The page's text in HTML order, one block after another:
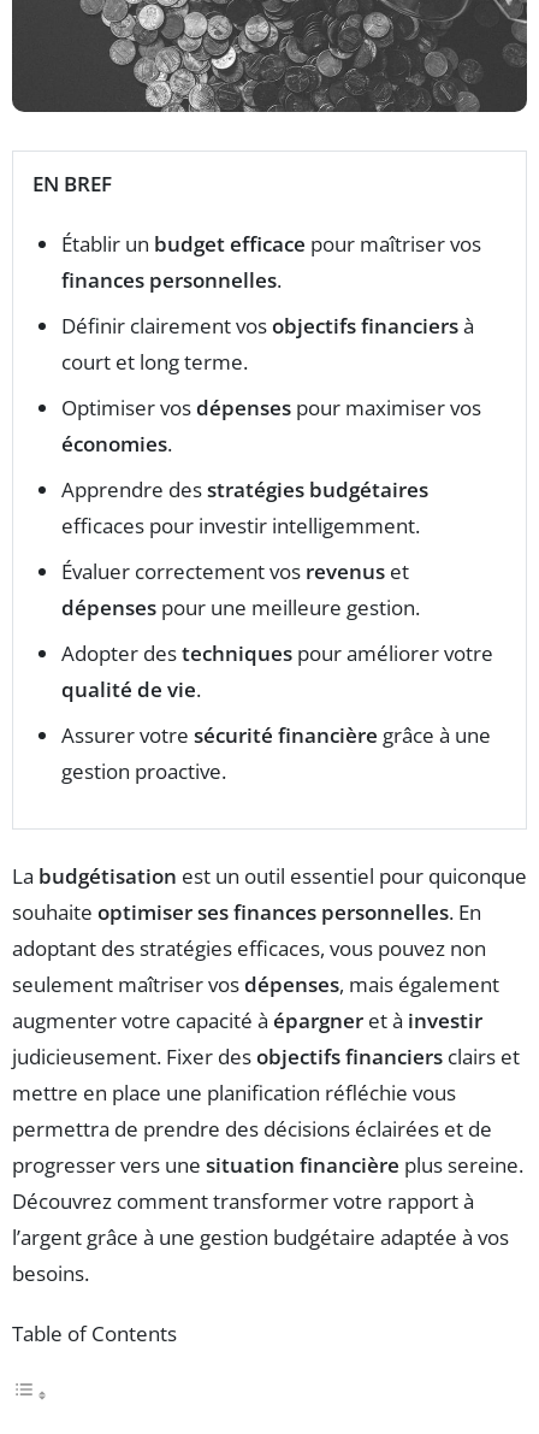
EN BREF
Établir un budget efficace pour maîtriser vos
finances personnelles.
Définir clairement vosobjectifs financiersà
court et long terme.
Optimiser vosdépenses pour maximiser vos
économies.
Apprendre desstratégies budgétaires
efficaces pour investir intelligemment.
Évaluer correctement vos revenus et
dépenses pour une meilleure gestion.
Adopter destechniques pour améliorer votre
qualité de vie.
Assurer votre sécurité financière grâce à une
gestion proactive.
La budgétisation est un outil essentiel pour quiconque
souhaite optimiser ses finances personnelles. En
adoptant des stratégies efficaces, vous pouvez non
seulement maîtriser vosdépenses, mais également
augmenter votre capacité à épargner et à investir
judicieusement. Fixer desobjectifs financiers clairs et
mettre en place une planification réfléchie vous
permettra de prendre des décisions éclairées et de
progresser vers une situation financière plus sereine.
Découvrez comment transformer votre rapport à
l’argent grâce à une gestion budgétaire adaptée à vos
besoins.
Table of Contents